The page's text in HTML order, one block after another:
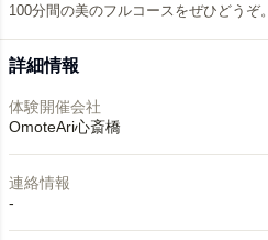
100分間の美のフルコースをぜひどうぞ。
詳細情報
体験開催会社
OmoteAri心斎橋
連絡情報
-